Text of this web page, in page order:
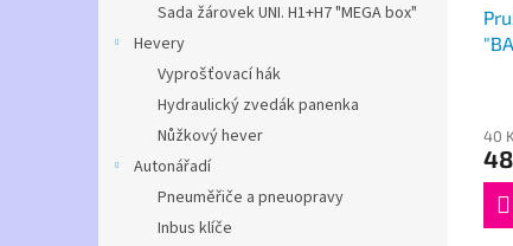
Sada žárovek UNI. H1+H7 "MEGA box"
Hevery
Vyprošťovací hák
Hydraulický zvedák panenka
Nůžkový hever
Autonářadí
Pneuměřiče a pneuopravy
Inbus klíče
40